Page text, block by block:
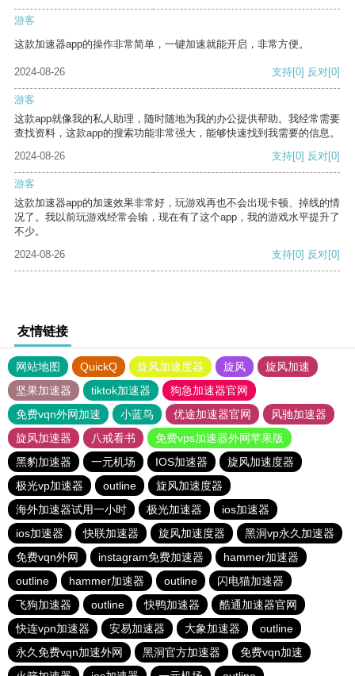
游客
这款加速器app的操作非常简单，一键加速就能开启，非常方便。
2024-08-26 支持[0] 反对[0]
游客
这款app就像我的私人助理，随时随地为我的办公提供帮助。我经常需要
查找资料，这款app的搜索功能非常强大，能够快速找到我需要的信息。
2024-08-26
支持[0] 反对[0]
游客
这款加速器app的加速效果非常好，玩游戏再也不会出现卡顿、掉线的情
况了。我以前玩游戏经常会输，现在有了这个app，我的游戏水平提升了
不少。
2024-08-26
支持[0] 反对[0]
友情链接
网站地图 QuickQ 旋风加速度器 旋风
旋风加速
坚果加速器
tiktok加速器
狗急加速器官网
免费vqn外网加速
小蓝鸟 优途加速器官网
风驰加速器
旋风加速器
八戒看书
免费vps加速器外网苹果版
黑豹加速器
一元机场 IOS加速器
旋风加速度器
极光vp加速器
outline
旋风加速度器
海外加速器试用一小时
极光加速器
ios加速器
ios加速器
快联加速器 旋风加速度器
黑洞vp永久加速器
免费vqn外网
instagram免费加速器
hammer加速器
outline
hammer加速器 outline
闪电猫加速器
飞狗加速器
outline 快鸭加速器
酷通加速器官网
快连vρn加速器
安易加速器 大象加速器
outline
永久免费vqn加速外网
黑洞官方加速器
免费vqn加速